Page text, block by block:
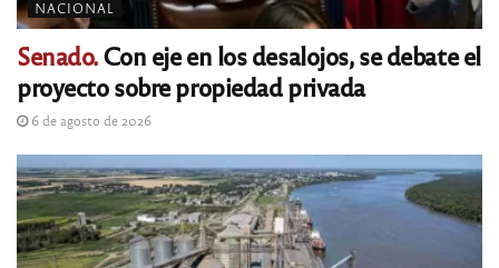
NACIONAL
Senado.Con eje en los desalojos, se debate el
proyecto sobre propiedad privada
6 de agosto de 2026